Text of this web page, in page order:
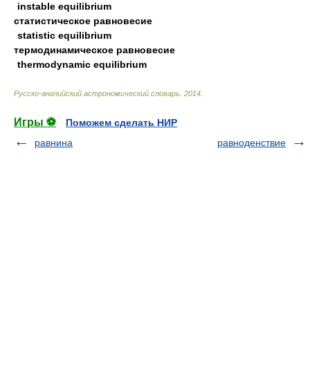
instable equilibrium
статистическое равновесие
statistic equilibrium
термодинамическое равновесие
thermodynamic equilibrium
Русско-английский астрономический словарь 2014
Игры ⚽
Поможем сделать НИР
равнина
равноденствие